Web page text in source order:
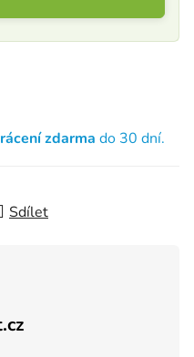
zdarma do 30 dní.
Sdílet